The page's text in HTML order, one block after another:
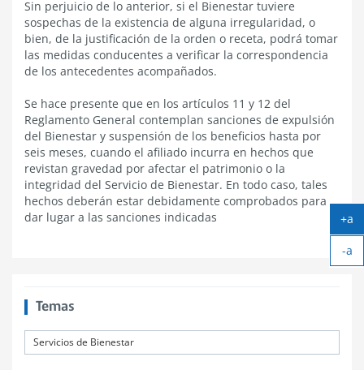
Sin perjuicio de lo anterior, si el Bienestar tuviere
sospechas de la existencia de alguna irregularidad, o
bien, de la justificación de la orden o receta, podrá tomar
las medidas conducentes a verificar la correspondencia
de los antecedentes acompañados.
Se hace presente que en los artículos 11 y 12 del
Reglamento General contemplan sanciones de expulsión
del Bienestar y suspensión de los beneficios hasta por
seis meses, cuando el afiliado incurra en hechos que
revistan gravedad por afectar el patrimonio o la
integridad del Servicio de Bienestar. En todo caso, tales
hechos deberán estar debidamente comprobados para
dar lugar a las sanciones indicadas
Temas
Servicios de Bienestar
+a
-a